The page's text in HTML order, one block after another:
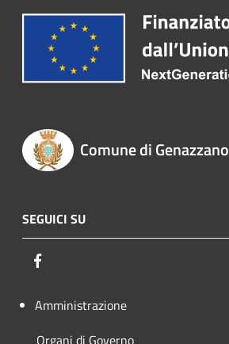
Comune di Genazzano
SEGUICI SU
Amministrazione
Organi di Governo